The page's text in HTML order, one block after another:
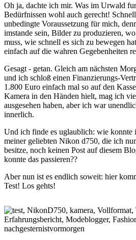
Oh ja, dachte ich mir. Was im Urwald
Bedürfnissen wohl auch gerecht!
unbedingte Voraussetzung für mich,
imstande sein, Bilder zu produzieren,
muss, wie schnell es sich zu bewegen
einfach auf die wahren Gegebenheiten
Gesagt - getan. Gleich am nächsten
und ich schloß einen Finanzierungs-
1.800 Euro einfach mal so auf den
Kamera in den Händen hielt, mag ich
ausgesehen haben, aber ich war
innerlich.
Und ich finde es uglaublich: wie konnte
meiner geliebten Nikon d750, die ich
besitze, noch keinen Post auf diesem
konnte das passieren??
Aber nun ist es endlich soweit: hier
Test! Los gehts!